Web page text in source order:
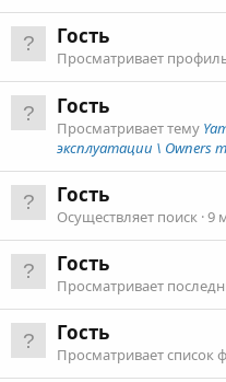
Гость
Просматривает
Гость
Просматривает тему
эксплуатации \ Owners
Гость
Осуществляет поиск 9
Гость
Просматривает
Гость
Просматривает список